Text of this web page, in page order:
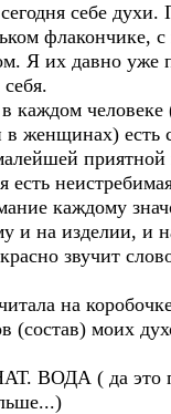
себе духи.
флакончике,
Я их давно уже
человеке
женщинах) есть
приятной
каждому
и на изделии, и
звучит
на коробочке
(состав) моих
ВОДА ( да это